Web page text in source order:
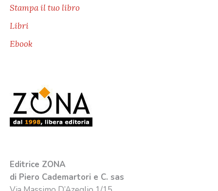
Stampa il tuo libro
Libri
Ebook
Editrice ZONA
di Piero Cademartori e C. sas